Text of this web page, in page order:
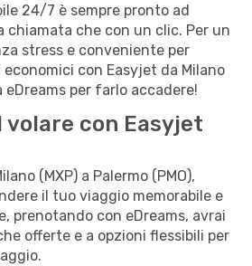
24/7 è sempre pronto ad
chiamata che con un clic. Per un
stress e conveniente per
con Easyjet da Milano
eDreams per farlo accadere!
volare con Easyjet
(MXP) a Palermo (PMO),
il tuo viaggio memorabile e
prenotando con eDreams, avrai
offerte e a opzioni flessibili per